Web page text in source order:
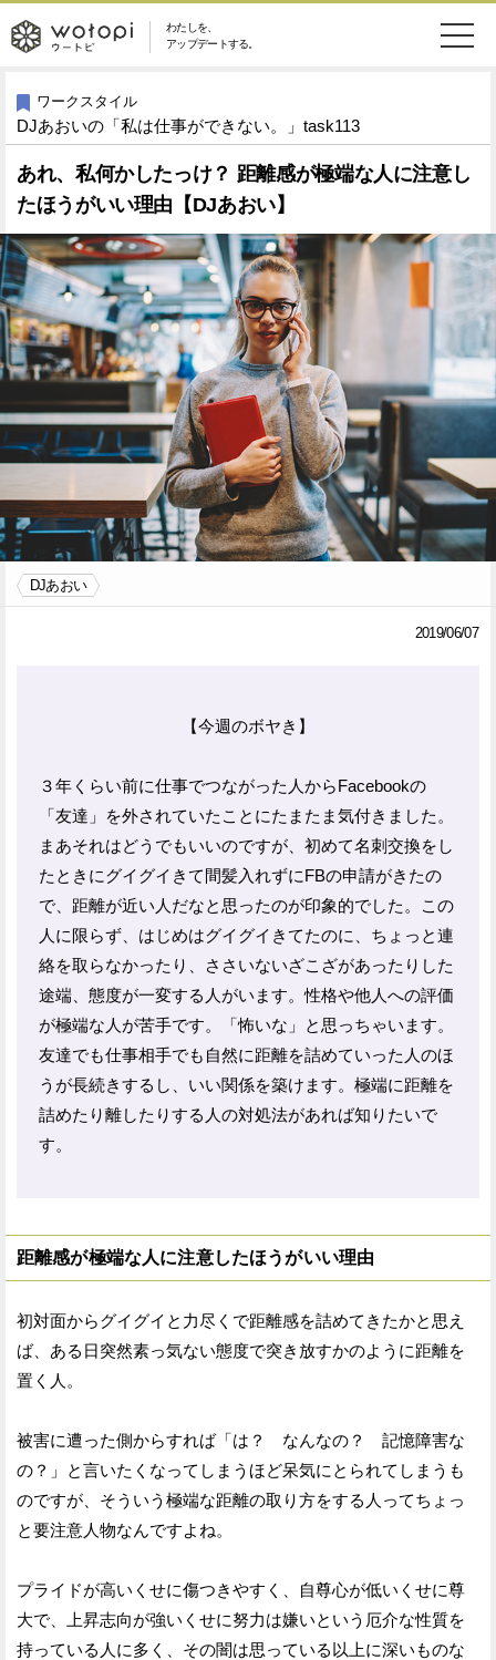
わたしを、
アップデートする。
wotopi
-
ウ
ー
ト
ピ
メ
ニ
ュ
ー
恋愛・結婚
美容・コスメ 妊娠・出産
健康
ライフスタイル ファッション
ソーシャル
アイテム
索
ウートピとは？
Facebook
る
Twitter
る
ワークスタイル
DJあおいの「私は仕事ができない。」task113
あれ、私何かしたっけ？ 距離感が極端な人に注意し
たほうがいい理由【DJあおい】
DJあおい
2019/06/07
【今週のボヤき】
３年くらい前に仕事でつながった人からFacebookの
「友達」を外されていたことにたまたま気付きました。
まあそれはどうでもいいのですが、初めて名刺交換をし
たときにグイグイきて間髪入れずにFBの申請がきたの
で、距離が近い人だなと思ったのが印象的でした。この
人に限らず、はじめはグイグイきてたのに、ちょっと連
絡を取らなかったり、ささいないざこざがあったりした
途端、態度が一変する人がいます。性格や他人への評価
が極端な人が苦手です。「怖いな」と思っちゃいます。
友達でも仕事相手でも自然に距離を詰めていった人のほ
うが長続きするし、いい関係を築けます。極端に距離を
詰めたり離したりする人の対処法があれば知りたいで
す。
距離感が極端な人に注意したほうがいい理由
初対面からグイグイと力尽くで距離感を詰めてきたかと思え
ば、ある日突然素っ気ない態度で突き放すかのように距離を
置く人。
被害に遭った側からすれば「は？ なんなの？ 記憶障害な
の？」と言いたくなってしまうほど呆気にとられてしまうも
のですが、そういう極端な距離の取り方をする人ってちょっ
と要注意人物なんですよね。
プライドが高いくせに傷つきやすく、自尊心が低いくせに尊
大で、上昇志向が強いくせに努力は嫌いという厄介な性質を
持っている人に多く、その闇は思っている以上に深いものな